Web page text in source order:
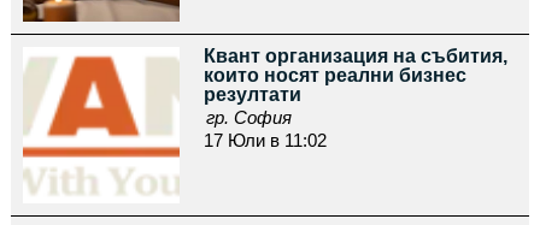
Квант организация на събития,
които носят реални бизнес
резултати
гр. София
17 Юли в 11:02